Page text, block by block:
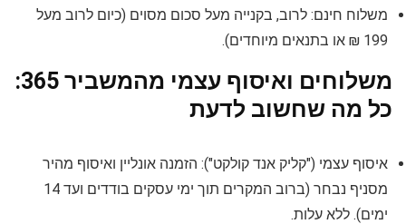
משלוח חינם: לרוב, בקנייה מעל סכום מסוים (כיום לרוב מעל
199 ₪ או בתנאים מיוחדים).
משלוחים ואיסוף עצמי מהמשביר 365:
כל מה שחשוב לדעת
איסוף עצמי ("קליק אנד קולקט"): הזמנה אונליין ואיסוף מהיר
מסניף נבחר (ברוב המקרים תוך ימי עסקים בודדים ועד 14
ימים). ללא עלות.